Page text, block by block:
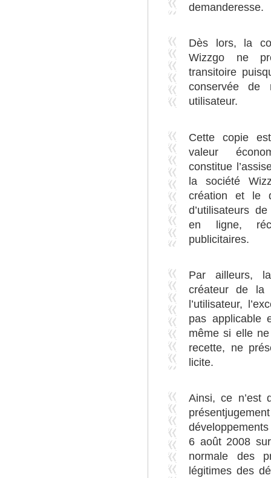
demanderesse.
Dès lors, la
Wizzgo ne
transitoire
conservée de
utilisateur.
Cette copie
valeur
constitue
la société
création et le
d’utilisateurs
en ligne,
publicitaires.
Par ailleurs,
créateur de la
l’utilisateur,
pas applicable
même si elle
recette, ne
licite.
Ainsi, ce n’est
6 août 2008
normale des
légitimes des